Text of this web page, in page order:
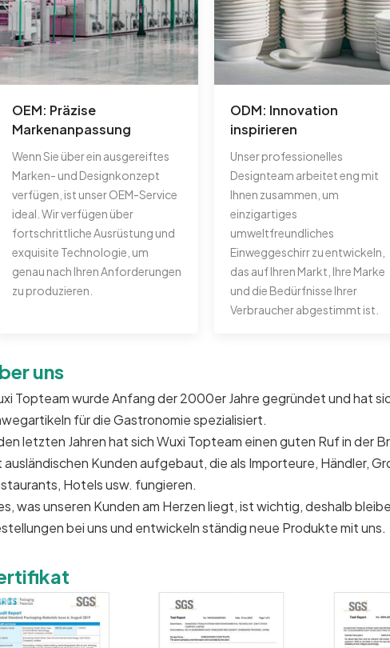
OEM: Präzise
Markenanpassung
Wenn Sie über ein ausgereiftes
Marken- und Designkonzept
verfügen, ist unser OEM-Service
ideal. Wir verfügen über
fortschrittliche Ausrüstung und
exquisite Technologie, um
genau nach Ihren Anforderungen
zu produzieren.
ODM: Innovation
inspirieren
Unser professionelles
Designteam arbeitet eng mit
Ihnen zusammen, um
einzigartiges
umweltfreundliches
Einweggeschirr zu entwickeln,
das auf Ihren Markt, Ihre Marke
und die Bedürfnisse Ihrer
Verbraucher abgestimmt ist.
uns
Topteam wurde Anfang der 2000er Jahre gegründet und hat
für die Gastronomie spezialisiert.
letzten Jahren hat sich Wuxi Topteam einen guten Ruf in der
ausländischen Kunden aufgebaut, die als Importeure, Händler,
Hotels usw. fungieren.
was unseren Kunden am Herzen liegt, ist wichtig, deshalb
bei uns und entwickeln ständig neue Produkte mit uns.